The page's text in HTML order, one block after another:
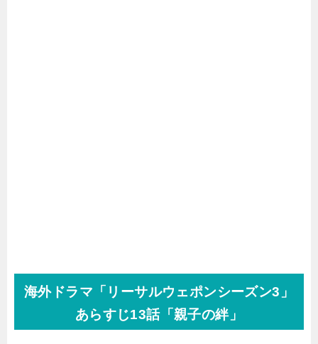
海外ドラマ「リーサルウェポンシーズン3」
あらすじ13話「親子の絆」